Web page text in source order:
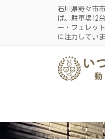
石川県野々市
ば。駐車場12
ー・フェレッ
に注力してい